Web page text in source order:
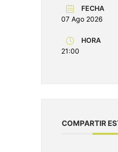
FECHA
07 Ago 2026
HORA
21:00
COMPARTIR